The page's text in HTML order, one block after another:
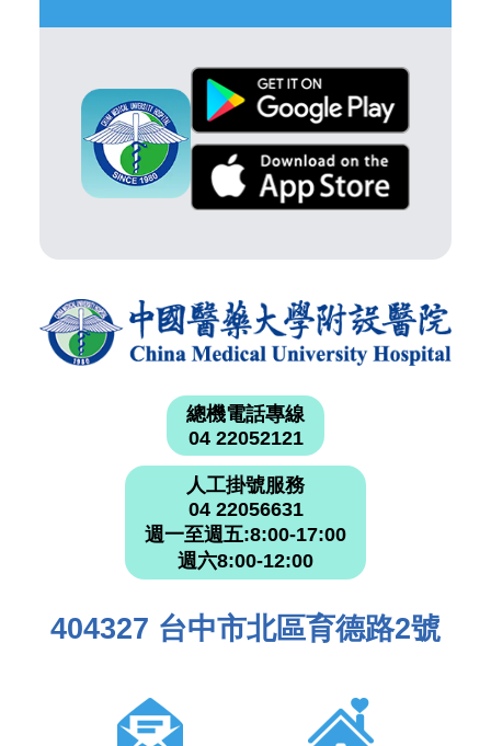
總機電話專線
04 22052121
人工掛號服務
04 22056631
週一至週五:8:00-17:00
週六8:00-12:00
404327 台中市北區育德路2號